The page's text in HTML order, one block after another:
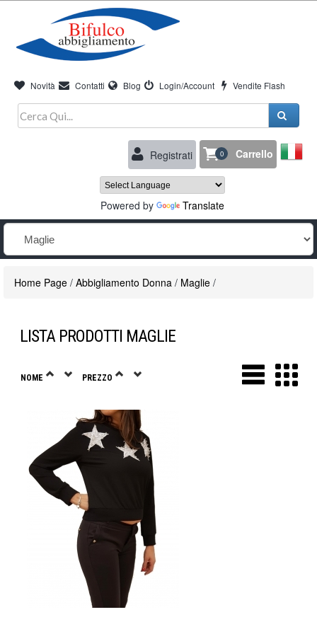
Novità Contatti Blog Login/Account Vendite Flash
Registrati 0 Carrello
Powered by Translate
Home Page / Abbigliamento Donna / Maglie /
LISTA PRODOTTI MAGLIE
NOME PREZZO